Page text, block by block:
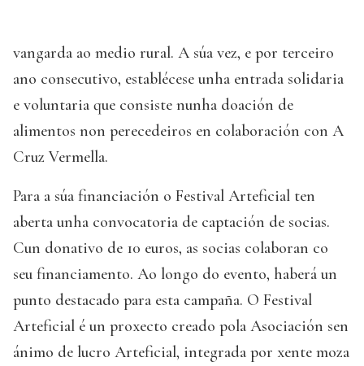
vangarda ao medio rural. A súa vez, e por terceiro
ano consecutivo, establécese unha entrada solidaria
e voluntaria que consiste nunha doación de
alimentos non perecedeiros en colaboración con A
Cruz Vermella.
Para a súa financiación o Festival Arteficial ten
aberta unha convocatoria de captación de socias.
Cun donativo de 10 euros, as socias colaboran co
seu financiamento. Ao longo do evento, haberá un
punto destacado para esta campaña. O Festival
Arteficial é un proxecto creado pola Asociación sen
ánimo de lucro Arteficial, integrada por xente moza